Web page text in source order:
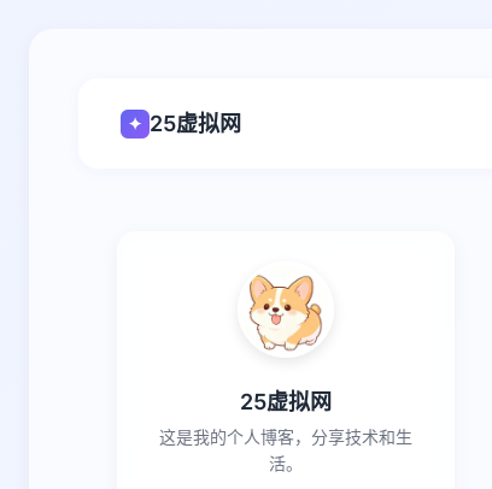
✦ 25虚拟网
25虚拟网
这是我的个人博客，分享技术和生
活。